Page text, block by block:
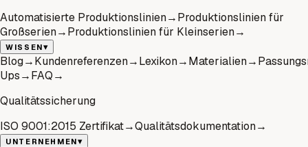
Automatisierte Produktionslinien→Produktionslinien für
Großserien→Produktionslinien für Kleinserien→
WISSEN▾
Blog→Kundenreferenzen→Lexikon→Materialien→
Ups→FAQ→
Qualitätssicherung
ISO 9001:2015 Zertifikat→Qualitätsdokumentation→
UNTERNEHMEN▾